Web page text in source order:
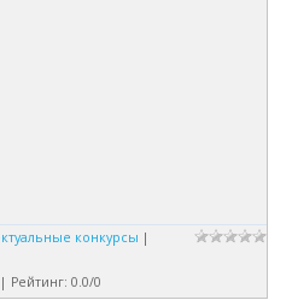
конкурсы |
| Рейтинг: 0.0/0